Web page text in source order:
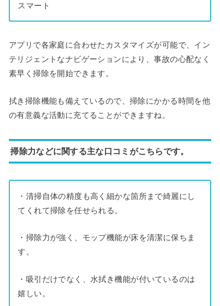
スマート
アプリで各家庭に合わせたカスタマイズが可能で、イン
テリジェントなナビゲーションにより、事故の心配なく
素早く掃除を開始できます。
拭き掃除機能も備えているので、掃除にかかる時間を他
の有意義な活動に充てることができますね。
掃除力などに関する主な口コミがこちらです。
・清掃自体の精度も高く細かな箇所まで綺麗にし
てくれて掃除を任せられる。
・掃除力が強く、モップ機能が床を清潔に保ちま
す。
・吸引だけでなく、水拭き機能が付いているのは
嬉しい。